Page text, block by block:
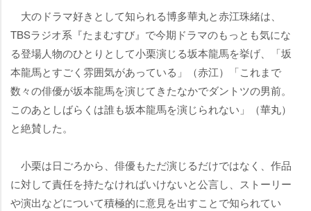
大のドラマ好きとして知られる博多華丸と赤江珠緒は、
TBSラジオ系『たまむすび』で今期ドラマのもっとも気にな
る登場人物のひとりとして小栗演じる坂本龍馬を挙げ、「坂
本龍馬とすごく雰囲気があっている」（赤江）「これまで
数々の俳優が坂本龍馬を演じてきたなかでダントツの男前。
このあとしばらくは誰も坂本龍馬を演じられない」（華丸）
と絶賛した。
小栗は日ごろから、俳優もただ演じるだけではなく、作品
に対して責任を持たなければいけないと公言し、ストーリー
演出などについて積極的に意見を出すことで知られてい